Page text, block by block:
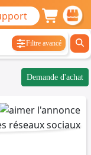
Filtre avancé
Demande d'achat